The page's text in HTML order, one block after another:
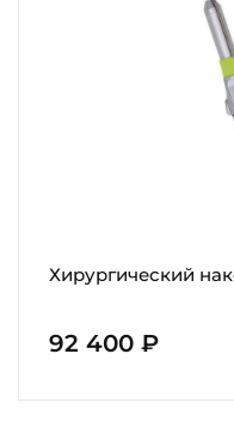
Хирургический
92 400 ₽